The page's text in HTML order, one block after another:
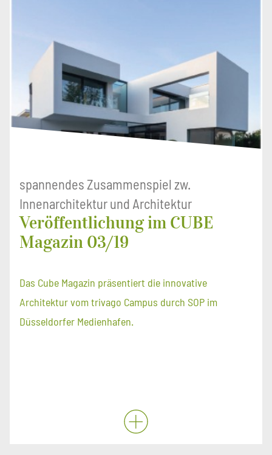
spannendes Zusammenspiel zw.
Innenarchitektur und Architektur
Veröffentlichung im CUBE
Magazin 03/19
Das Cube Magazin präsentiert die innovative
Architektur vom trivago Campus durch SOP im
Düsseldorfer Medienhafen.